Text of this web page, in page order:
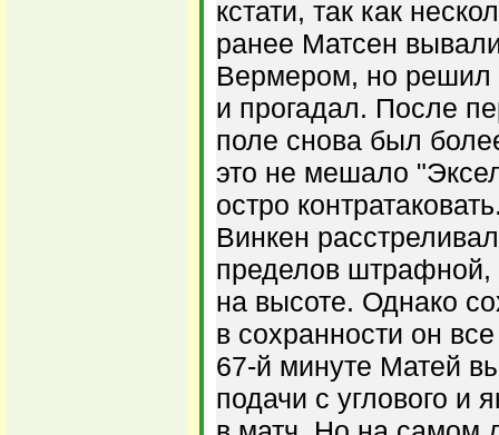
кстати, так как
ранее Матсен
Вермером, но решил
и прогадал. После
поле снова был
это не мешало
остро
Винкен
пределов штрафной,
на высоте. Однако
в сохранности он
67-й минуте Матей
подачи с углового и